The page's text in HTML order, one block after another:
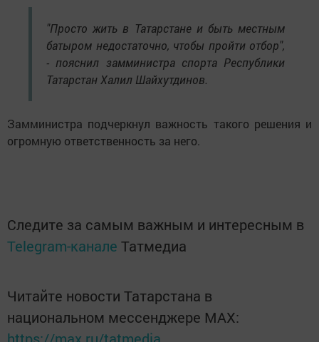
"Просто жить в Татарстане и быть местным
батыром недостаточно, чтобы пройти отбор",
- пояснил замминистра спорта Республики
Татарстан Халил Шайхутдинов.
Замминистра подчеркнул важность такого решения и
огромную ответственность за него.
Следите за самым важным и интересным в
Telegram-канале Татмедиа
Читайте новости Татарстана в
национальном мессенджере MАХ: